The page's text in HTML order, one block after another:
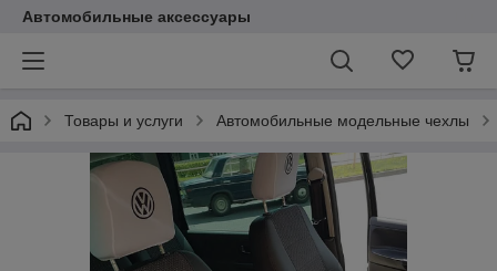
Автомобильные аксессуары
Товары и услуги Автомобильные модельные чехлы